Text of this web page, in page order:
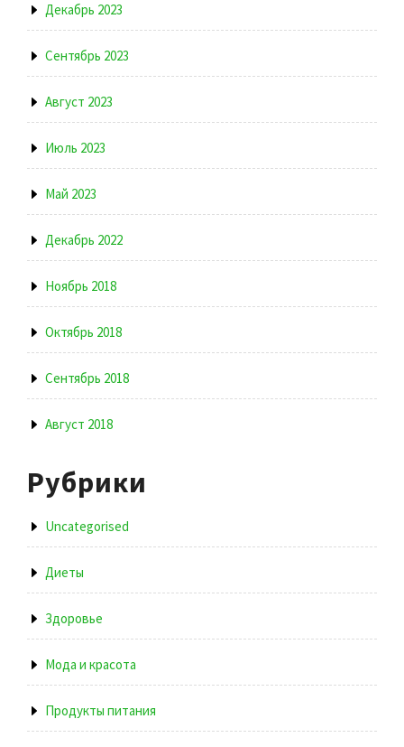
Декабрь 2023
Сентябрь 2023
Август 2023
Июль 2023
Май 2023
Декабрь 2022
Ноябрь 2018
Октябрь 2018
Сентябрь 2018
Август 2018
Рубрики
Uncategorised
Диеты
Здоровье
Мода и красота
Продукты питания